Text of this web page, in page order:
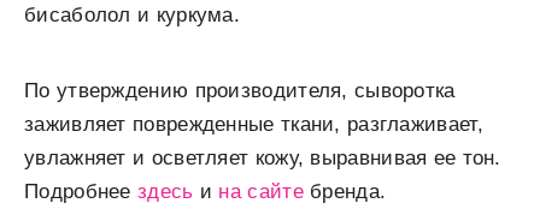
бисаболол и куркума.
По утверждению производителя, сыворотка
заживляет поврежденные ткани, разглаживает,
увлажняет и осветляет кожу, выравнивая ее тон.
Подробнеездесь и на сайтебренда.